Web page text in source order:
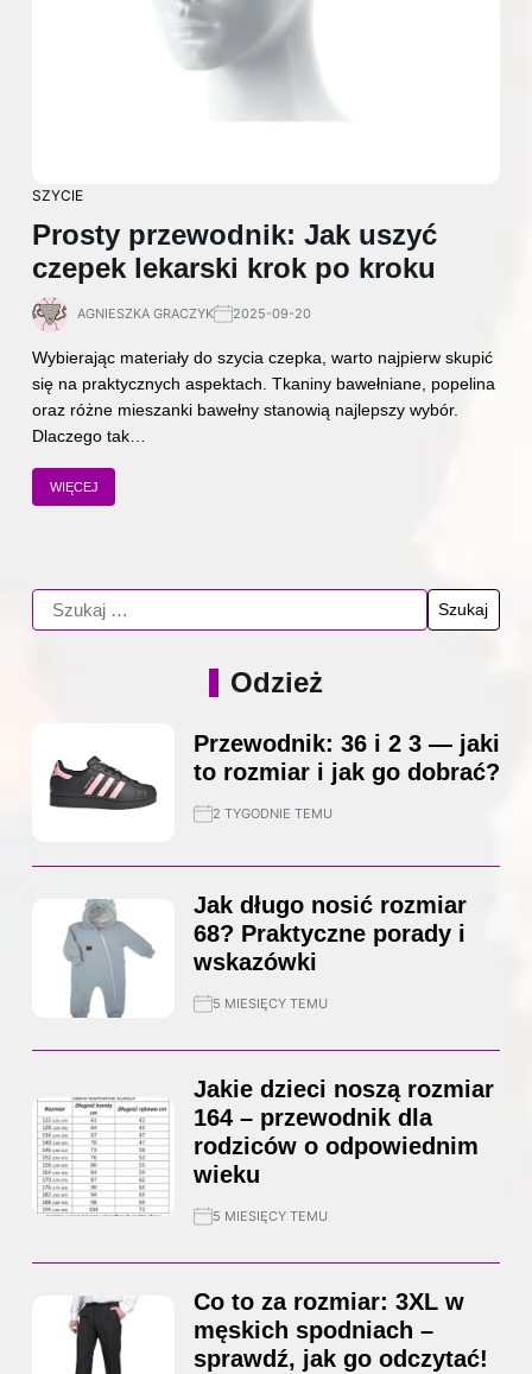
SZYCIE
Prosty przewodnik: Jak uszyć
czepek lekarski krok po kroku
AGNIESZKA GRACZYK 2025-09-20
Wybierając materiały do szycia czepka, warto najpierw skupić
się na praktycznych aspektach. Tkaniny bawełniane, popelina
oraz różne mieszanki bawełny stanowią najlepszy wybór.
Dlaczego tak…
WIĘCEJ
Odzież
Przewodnik: 36 i 2 3 — jaki
to rozmiar i jak go dobrać?
2 TYGODNIE TEMU
Jak długo nosić rozmiar
68? Praktyczne porady i
wskazówki
5 MIESIĘCY TEMU
Jakie dzieci noszą rozmiar
164 – przewodnik dla
rodziców o odpowiednim
wieku
5 MIESIĘCY TEMU
Co to za rozmiar: 3XL w
męskich spodniach –
sprawdź, jak go odczytać!